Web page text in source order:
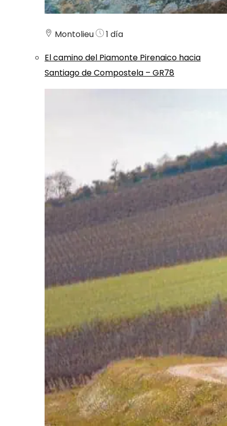
Montolieu
1 día
El camino del Piamonte Pirenaico hacia
Santiago de Compostela – GR78